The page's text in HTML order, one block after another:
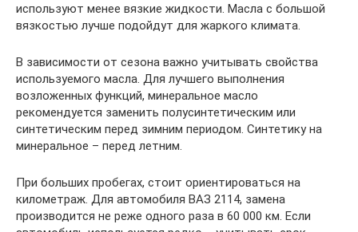
используют менее вязкие жидкости. Масла с большой
вязкостью лучше подойдут для жаркого климата.
В зависимости от сезона важно учитывать свойства
используемого масла. Для лучшего выполнения
возложенных функций, минеральное масло
рекомендуется заменить полусинтетическим или
синтетическим перед зимним периодом. Синтетику на
минеральное – перед летним.
При больших пробегах, стоит ориентироваться на
километраж. Для автомобиля ВАЗ 2114, замена
производится не реже одного раза в 60 000 км. Если